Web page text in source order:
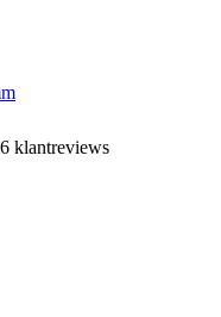
klantreviews